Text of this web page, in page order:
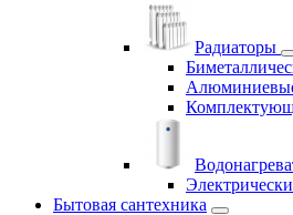
Радиаторы
Бытовая сантехника